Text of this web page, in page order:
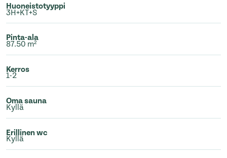
Huoneistotyyppi
3H+KT+S
Pinta-ala
87.50 m²
Kerros
1-2
Oma sauna
Kyllä
Erillinen wc
Kyllä